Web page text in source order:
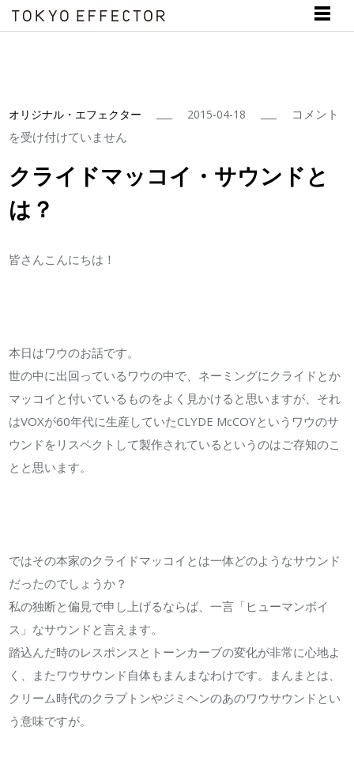
オリジナル・エフェクター 2015-04-18
ク
ド
コメント
を受け付けていません
クライドマッコイ・サウンドと
は？
皆さんこんにちは！
本日はワウのお話です。
世の中に出回っているワウの中で、ネーミングにクライドとか
マッコイと付いているものをよく見かけると思いますが、それ
はVOXが60年代に生産していたCLYDE McCOYというワウのサ
ウンドをリスペクトして製作されているというのはご存知のこ
とと思います。
ではその本家のクライドマッコイとは一体どのようなサウンド
だったのでしょうか？
私の独断と偏見で申し上げるならば、一言「ヒューマンボイ
ス」なサウンドと言えます。
踏込んだ時のレスポンスとトーンカーブの変化が非常に心地よ
く、またワウサウンド自体もまんまなわけです。まんまとは、
クリーム時代のクラプトンやジミヘンのあのワウサウンドとい
う意味ですが。